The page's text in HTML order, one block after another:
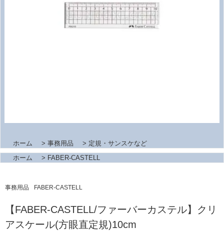
ホーム > 事務用品 > 定規・サンスケなど
ホーム
> FABER-CASTELL
事務用品 FABER-CASTELL
【FABER-CASTELL/ファーバーカステル】クリ
アスケール(方眼直定規)10cm